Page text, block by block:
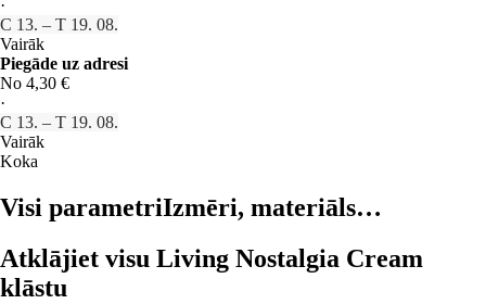
·
C 13. – T 19. 08.
Vairāk
Piegāde uz adresi
No 4,30 €
·
C 13. – T 19. 08.
Vairāk
Koka
Visi parametriIzmēri, materiāls…
Atklājiet visu Living Nostalgia Cream
klāstu